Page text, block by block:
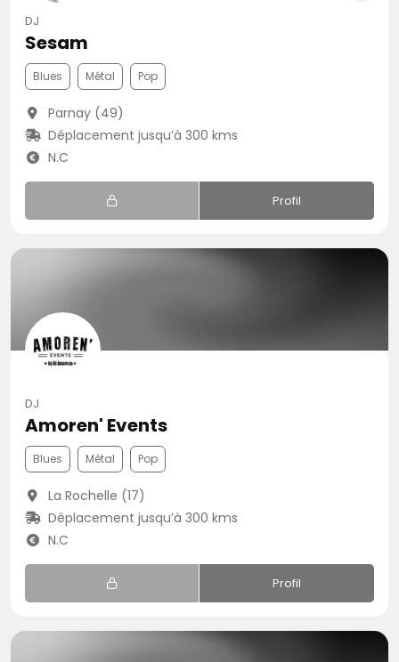
DJ
Sesam
Blues Métal Pop
Parnay (49)
Déplacement jusqu’à 300 kms
N.C
Profil
DJ
Amoren' Events
Blues Métal Pop
La Rochelle (17)
Déplacement jusqu’à 300 kms
N.C
Profil